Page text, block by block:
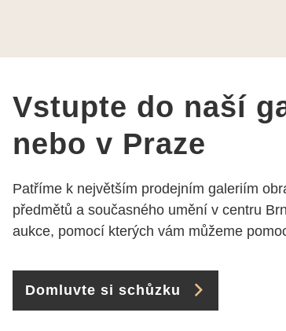
Moc děkuji a doporučuji se
jak už bylo napsáno - na
požádání Vám šperky z
Super !!! pí Papoušková
Vstupte do naší
nebo v Praze
Patříme k největším prodejním galeriím
předmětů a současného umění v centru
aukce, pomocí kterých vám můžeme
Domluvte si schůzku